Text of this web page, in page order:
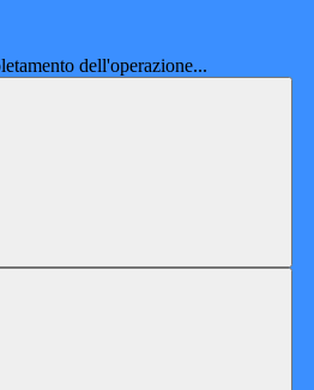
dell'operazione...